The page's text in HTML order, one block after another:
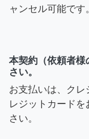
ャンセル可能です
本契約（依頼者様
さい。
お支払いは、クレ
レジットカード
さい。